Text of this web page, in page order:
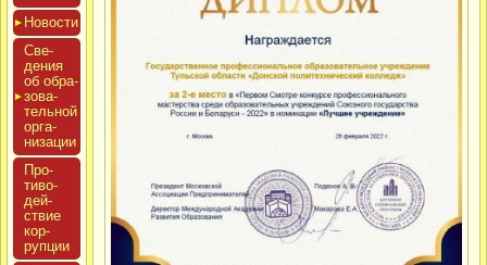
Новос­ти
Све­
дения
об об­ра­
зова­
тель­ной
ор­га­
низа­ции
Про­
тиво­
дей­
ствие
кор­
рупции